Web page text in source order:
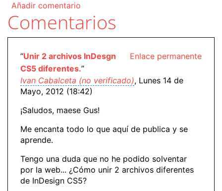
Añadir comentario
Comentarios
Enlace permanente
“Unir 2 archivos InDesgn
CS5 diferentes.”
Ivan Cabalceta (no verificado), Lunes 14 de
Mayo, 2012 (18:42)
¡Saludos, maese Gus!
Me encanta todo lo que aquí de publica y se
aprende.
Tengo una duda que no he podido solventar
por la web... ¿Cómo unir 2 archivos diferentes
de InDesign CS5?